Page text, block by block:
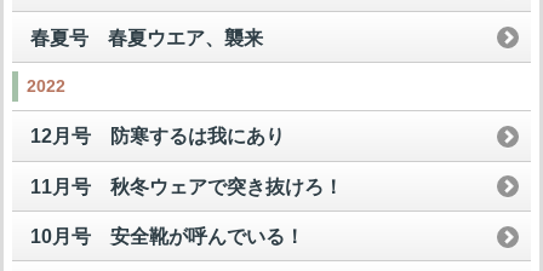
春夏号 春夏ウエア、襲来
2022
12月号 防寒するは我にあり
11月号 秋冬ウェアで突き抜けろ！
10月号 安全靴が呼んでいる！